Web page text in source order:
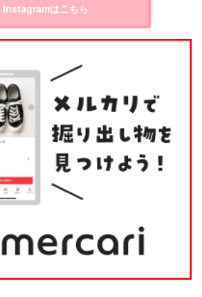
Instagramはこちら